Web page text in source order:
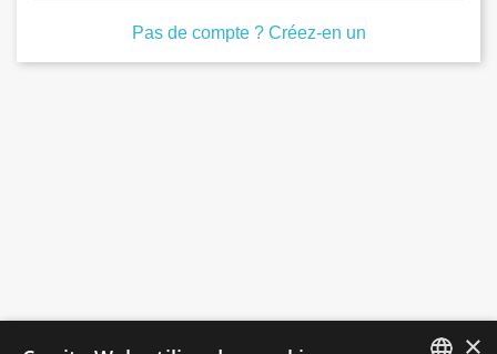
Pas de compte ? Créez-en un
×